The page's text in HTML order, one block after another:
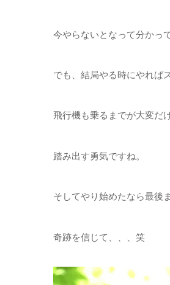
今やらないとなって分かっ
でも、結局やる時にやれば
飛行機も乗るまでが大変だ
踏み出す勇気ですね。
そしてやり始めたなら最後
奇跡を信じて、、、笑